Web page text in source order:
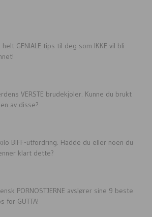
helt GENIALE tips til deg som IKKE vil bli
VERSTE brudekjoler. Kunne du brukt
av disse?
BIFF-utfordring. Hadde du eller noen du
klart dette?
PORNOSTJERNE avslører sine 9 beste
for GUTTA!